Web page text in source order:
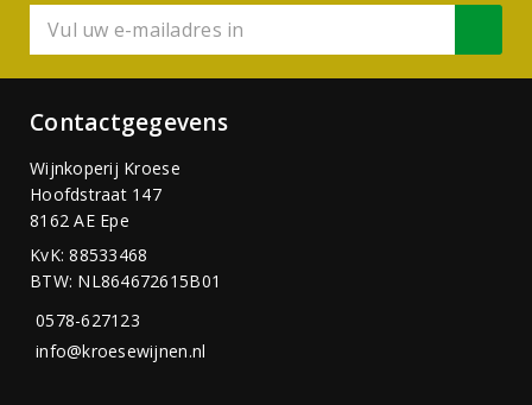
Contactgegevens
Wijnkoperij Kroese
Hoofdstraat 147
8162 AE Epe
KvK: 88533468
BTW: NL864672615B01
0578-627123
info@kroesewijnen.nl